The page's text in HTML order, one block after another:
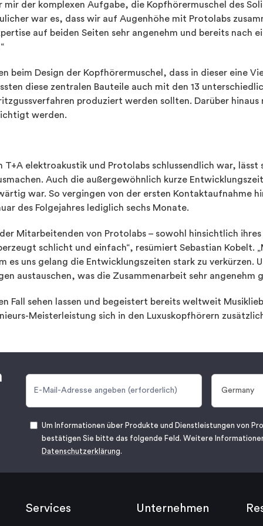
mir der komplexen Aufgabe, die Kopfhörermuschel des
war es, dass wir auf Augenhöhe mit Protolabs
auf beiden Seiten sehr angenehm und bereits nach
beim Design der Kopfhörermuschel, dass in dieser eine
diese zentralen Bauteile auch mit den 13
produziert werden sollten. Darüber hinaus
werden.
elektroakustik und Protolabs schlussendlich war,
Auch die außergewöhnlich kurze
war. So vergingen von der ersten Kontaktaufnahme
des Folgejahres lediglich sechs Monate.
Mitarbeitenden von Protolabs – sowohl hinsichtlich
schlicht und einfach“, resümiert Sebastian Kobelt.
es uns gelang die Entwicklungszeiten stark zu verkürzen.
austauschen, was die Zusammenarbeit sehr angenehm
Fall sehen lassen und begeistert bereits weltweit
Meisterleistung sich in den Luxuskopfhörern
Um Informationen über Produkte und Dienstleistungen von
bestätigen Sie bitte das folgende Feld. Weitere
Datenschutzerklärung.
Services Unternehmen